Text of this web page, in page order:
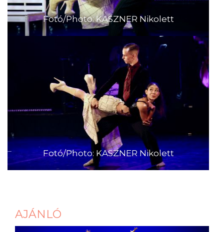
Fotó/Photo: KASZNER Nikolett
Fotó/Photo: KASZNER Nikolett
AJÁNLÓ